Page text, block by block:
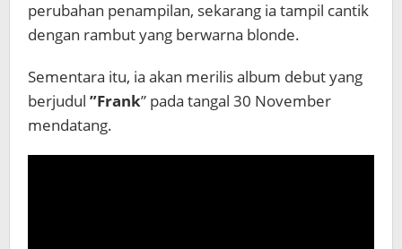
perubahan penampilan, sekarang ia tampil cantik
dengan rambut yang berwarna blonde.
Sementara itu, ia akan merilis album debut yang
berjudul ”Frank” pada tangal 30 November
mendatang.